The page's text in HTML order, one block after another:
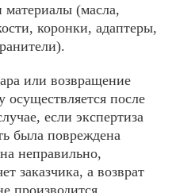
материалы (масла,
коронки, адаптеры,
или возвращение
осуществляется после
если экспертиза
была повреждена
неправильно,
заказчика, а возврат
производится.